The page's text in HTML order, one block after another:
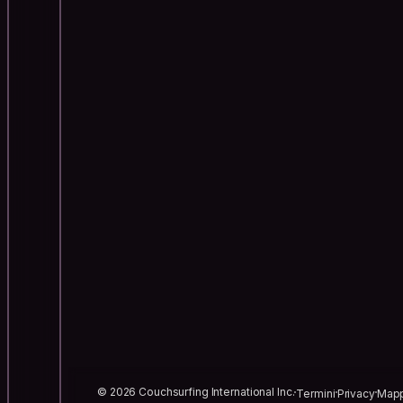
© 2026 Couchsurfing International Inc.TerminiPrivacy